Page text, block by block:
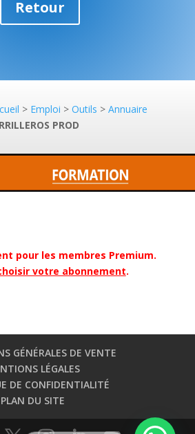
Retour
> Emploi > Outils > Annuaire
PROD
pour les membres Premium.
votre abonnement.
GÉNÉRALES DE VENTE
LÉGALES
DE CONFIDENTIALITÉ
PLAN DU SITE